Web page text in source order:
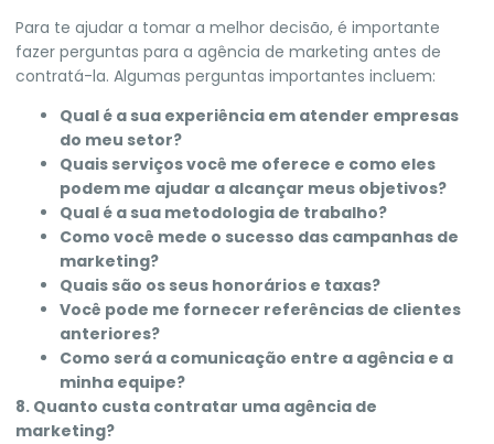
Para te ajudar a tomar a melhor decisão, é importante
fazer perguntas para a agência de marketing antes de
contratá-la. Algumas perguntas importantes incluem:
Qual é a sua experiência em atender empresas
do meu setor?
Quais serviços você me oferece e como eles
podem me ajudar a alcançar meus objetivos?
Qual é a sua metodologia de trabalho?
Como você mede o sucesso das campanhas de
marketing?
Quais são os seus honorários e taxas?
Você pode me fornecer referências de clientes
anteriores?
Como será a comunicação entre a agência e a
minha equipe?
8. Quanto custa contratar uma agência de
marketing?